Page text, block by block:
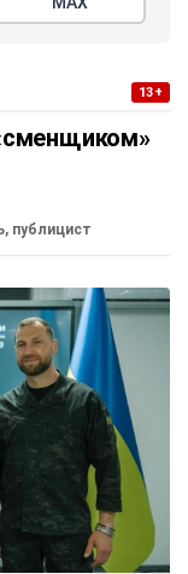
13+
публицист